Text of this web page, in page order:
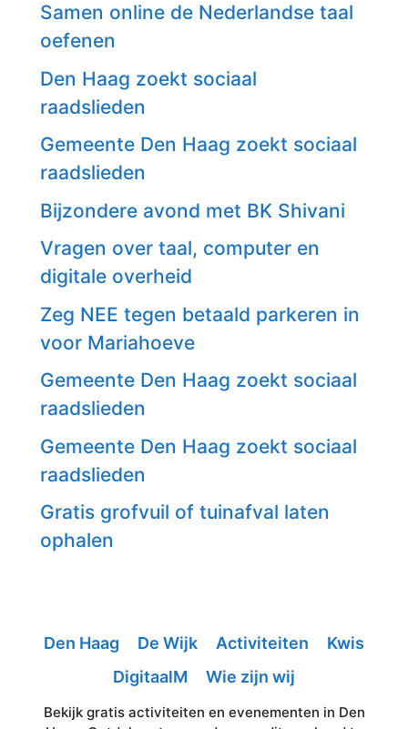
Samen online de Nederlandse taal
oefenen
Den Haag zoekt sociaal
raadslieden
Gemeente Den Haag zoekt sociaal
raadslieden
Bijzondere avond met BK Shivani
Vragen over taal, computer en
digitale overheid
Zeg NEE tegen betaald parkeren in
voor Mariahoeve
Gemeente Den Haag zoekt sociaal
raadslieden
Gemeente Den Haag zoekt sociaal
raadslieden
Gratis grofvuil of tuinafval laten
ophalen
Den Haag De Wijk Activiteiten
Kwis
DigitaalM
Wie zijn wij
Bekijk gratis activiteiten en evenementen in Den